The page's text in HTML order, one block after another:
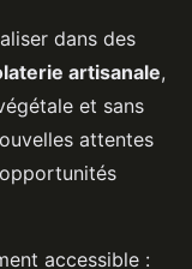
dans des
artisanale,
et sans
attentes
accessible :